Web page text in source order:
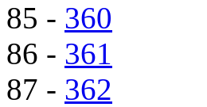
85 - 360
86 - 361
87 - 362